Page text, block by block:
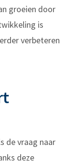
groeien door
is
verbeteren
de vraag naar
deze